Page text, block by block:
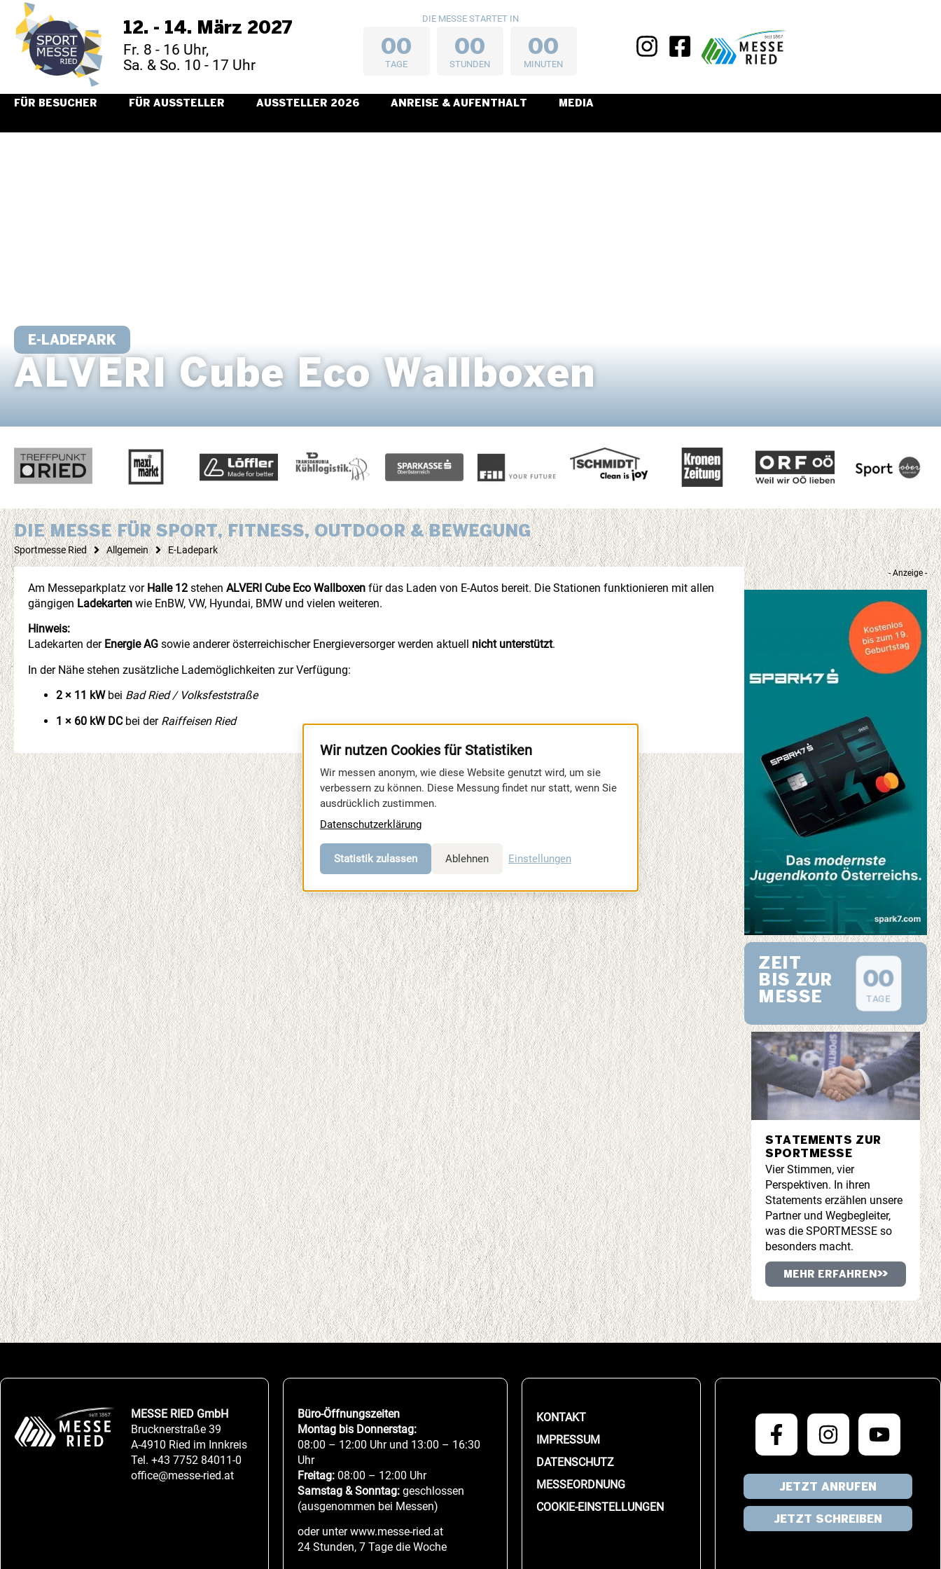
12. - 14. März 2027
Fr. 8 - 16 Uhr,
Sa. & So. 10 - 17 Uhr
DIE MESSE STARTET IN
00
TAGE
00
STUNDEN
00
MINUTEN
FÜR BESUCHER FÜR AUSSTELLER AUSSTELLER 2026 ANREISE & AUFENTHALT MEDIA
E-LADEPARK
ALVERI Cube Eco Wallboxen
DIE MESSE FÜR SPORT, FITNESS, OUTDOOR & BEWEGUNG
Sportmesse Ried Allgemein E-Ladepark
Am Messeparkplatz vor Halle 12 stehen ALVERI Cube Eco Wallboxen für das Laden von E-Autos bereit. Die Stationen funktionieren mit allen
gängigen Ladekarten wie EnBW, VW, Hyundai, BMW und vielen weiteren.
Hinweis:
Ladekarten der Energie AG sowie anderer österreichischer Energieversorger werden aktuell nicht unterstützt.
In der Nähe stehen zusätzliche Lademöglichkeiten zur Verfügung:
2 × 11 kWbei Bad Ried / Volksfeststraße
1 × 60 kW DCbei der Raiffeisen Ried
- Anzeige -
ZEIT
BIS ZUR
MESSE
00
TAGE
STATEMENTS ZUR
SPORTMESSE
Vier Stimmen, vier
Perspektiven. In ihren
Statements erzählen unsere
Partner und Wegbegleiter,
was die SPORTMESSE so
besonders macht.
MEHR ERFAHREN
MESSE RIED GmbH
Brucknerstraße 39
A-4910 Ried im Innkreis
Tel. +43 7752 84011-0
office@messe-ried.at
Büro-Öffnungszeiten
Montag bis Donnerstag:
08:00 – 12:00 Uhr und 13:00 – 16:30
Uhr
Freitag: 08:00 – 12:00 Uhr
Samstag & Sonntag: geschlossen
(ausgenommen bei Messen)
oder unter www.messe-ried.at
24 Stunden, 7 Tage die Woche
KONTAKT
IMPRESSUM
DATENSCHUTZ
MESSEORDNUNG
COOKIE-EINSTELLUNGEN
JETZT ANRUFEN
JETZT SCHREIBEN
Wir nutzen Cookies für Statistiken
Wir messen anonym, wie diese Website genutzt wird, um sie
verbessern zu können. Diese Messung findet nur statt, wenn Sie
ausdrücklich zustimmen.
Datenschutzerklärung
Statistik zulassen Ablehnen Einstellungen